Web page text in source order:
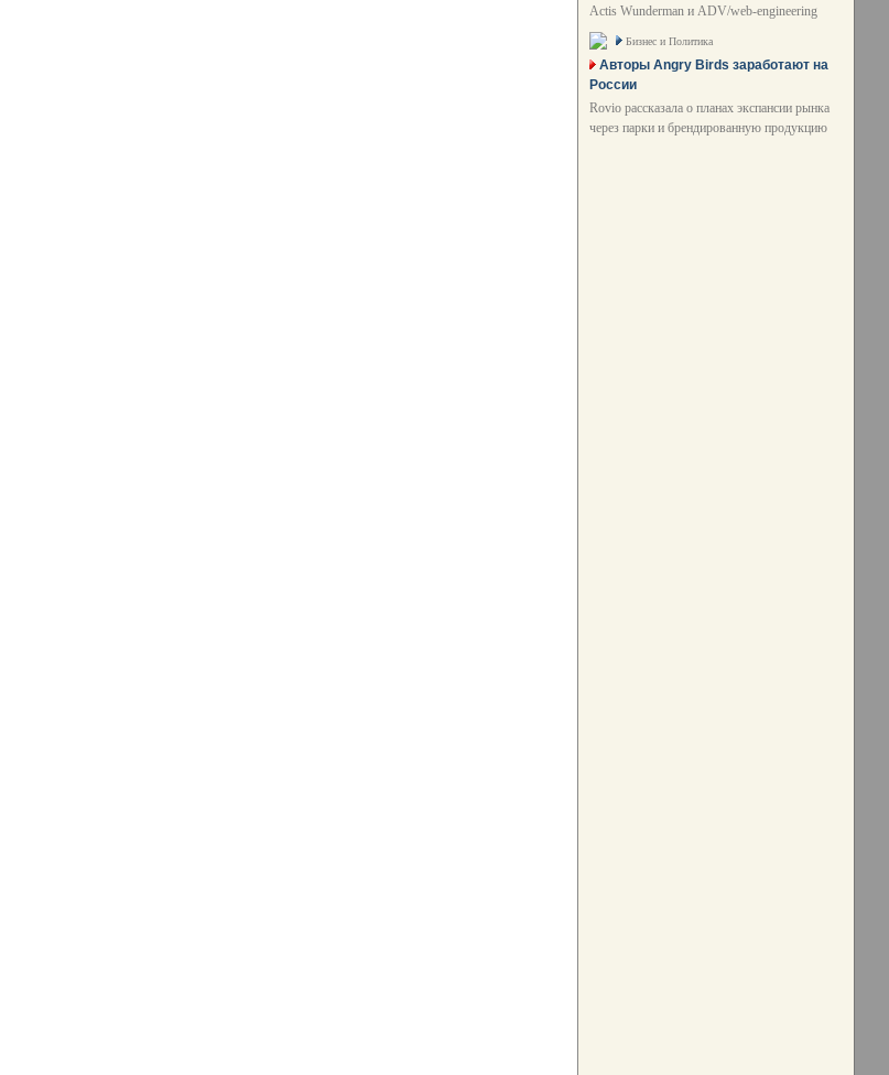
Actis Wunderman и ADV/web-engineering
Бизнес и Политика
Авторы Angry Birds заработают на
России
Rovio рассказала о планах экспансии рынка
через парки и брендированную продукцию